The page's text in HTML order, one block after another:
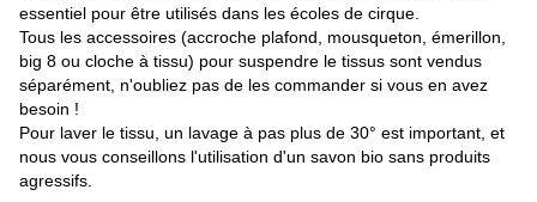
essentiel pour être utilisés dans les écoles de cirque.
Tous les accessoires (accroche plafond, mousqueton, émerillon,
big 8 ou cloche à tissu) pour suspendre le tissus sont vendus
séparément, n'oubliez pas de les commander si vous en avez
besoin !
Pour laver le tissu, un lavage à pas plus de 30° est important, et
nous vous conseillons l'utilisation d'un savon bio sans produits
agressifs.